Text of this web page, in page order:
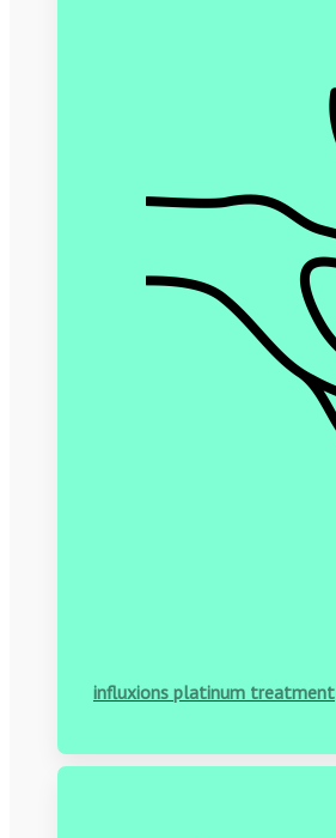
influxions platinum treatment